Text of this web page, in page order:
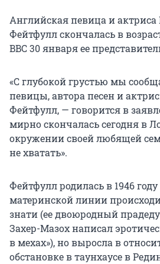
Английская певица и
Фейтфулл скончалась в
BBC 30 января ее
«С глубокой грустью мы
певицы, автора песен и
Фейтфулл, — говорится в
мирно скончалась сегодня в
окружении своей любящей
не хватать».
Фейтфулл родилась в 1946
материнской линии
знати (ее двоюродный
Захер-Мазох написал
в мехах»), но выросла в
обстановке в таунхаусе в